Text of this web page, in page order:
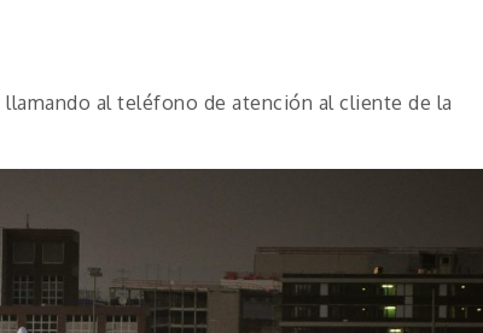
al teléfono de atención al cliente de la